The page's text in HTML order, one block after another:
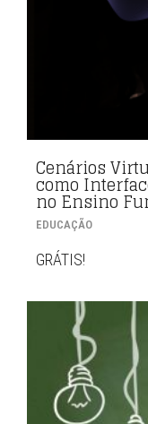
Cenários
como
no Ensino
EDUCAÇÃO
GRÁTIS!